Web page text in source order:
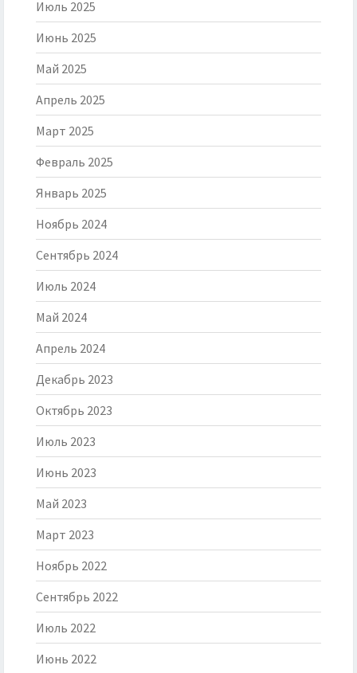
Июль 2025
Июнь 2025
Май 2025
Апрель 2025
Март 2025
Февраль 2025
Январь 2025
Ноябрь 2024
Сентябрь 2024
Июль 2024
Май 2024
Апрель 2024
Декабрь 2023
Октябрь 2023
Июль 2023
Июнь 2023
Май 2023
Март 2023
Ноябрь 2022
Сентябрь 2022
Июль 2022
Июнь 2022